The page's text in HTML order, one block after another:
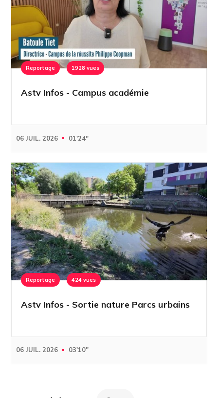
Reportage 1928 vues
Astv Infos - Campus académie
06 JUIL. 2026 01'24''
Reportage 424 vues
Astv Infos - Sortie nature Parcs urbains
06 JUIL. 2026 03'10''